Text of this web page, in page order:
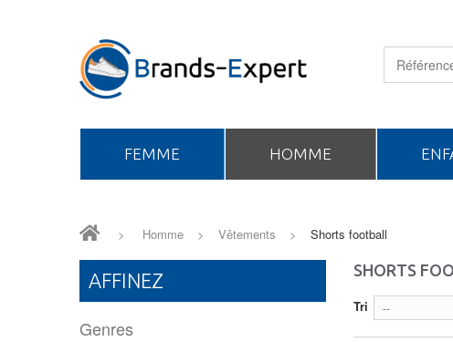
FEMME HOMME
> Homme > Vêtements > Shorts football
SHORTS
Tri --
AFFINEZ
Genres